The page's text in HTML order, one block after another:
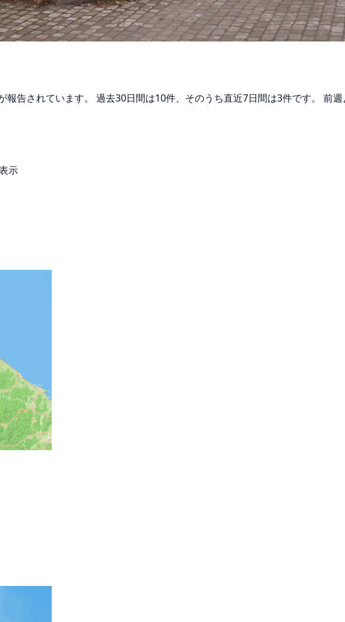
告されています。 過去30日間は10件、そのうち直近7日間は3件です。 前
示